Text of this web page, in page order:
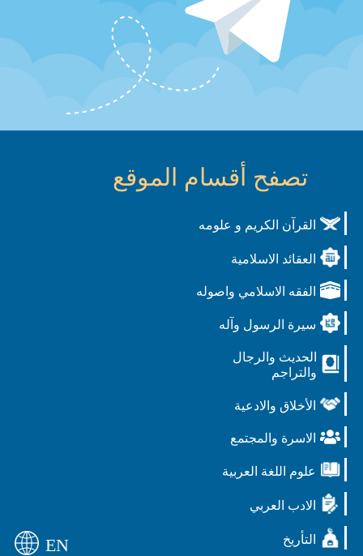
تصفح أقسام الموقع
القرآن الكريم و علومه
العقائد الاسلامية
الفقه الاسلامي واصوله
سيرة الرسول وآله
الحديث والرجال
والتراجم
الأخلاق والادعية
الاسرة والمجتمع
علوم اللغة العربية
الادب العربي
التأريخ EN